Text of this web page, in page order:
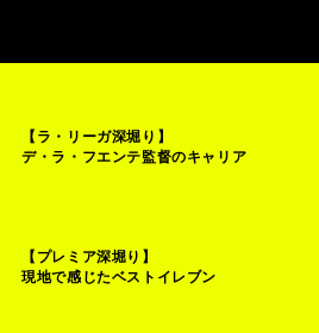
【ラ・リーガ深堀り】
デ・ラ・フエンテ監督のキャリア
【プレミア深堀り】
現地で感じたベストイレブン